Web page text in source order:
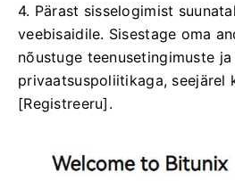
4. Pärast sisselogimist
veebisaidile. Sisestage oma
nõustuge teenusetingimuste ja
privaatsuspoliitikaga, seejärel
[Registreeru].